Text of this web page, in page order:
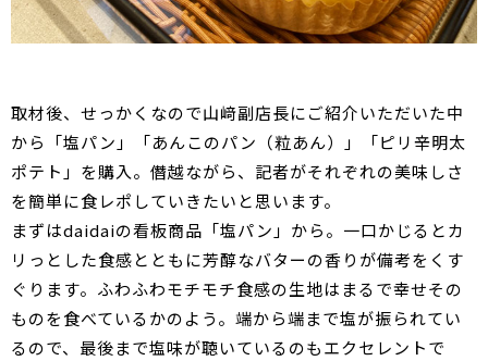
取材後、せっかくなので山﨑副店長にご紹介いただいた中
から「塩パン」「あんこのパン（粒あん）」「ピリ辛明太
ポテト」を購入。僭越ながら、記者がそれぞれの美味しさ
を簡単に食レポしていきたいと思います。
まずはdaidaiの看板商品「塩パン」から。一口かじるとカ
リっとした食感とともに芳醇なバターの香りが備考をくす
ぐります。ふわふわモチモチ食感の生地はまるで幸せその
ものを食べているかのよう。端から端まで塩が振られてい
るので、最後まで塩味が聴いているのもエクセレントで